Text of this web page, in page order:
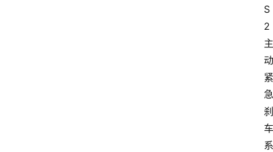
S
2
主
动
紧
急
刹
车
系